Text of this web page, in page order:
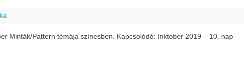
Minták/Pattern témája színesben. Kapcsolódó: Inktober 2019 – 10. nap